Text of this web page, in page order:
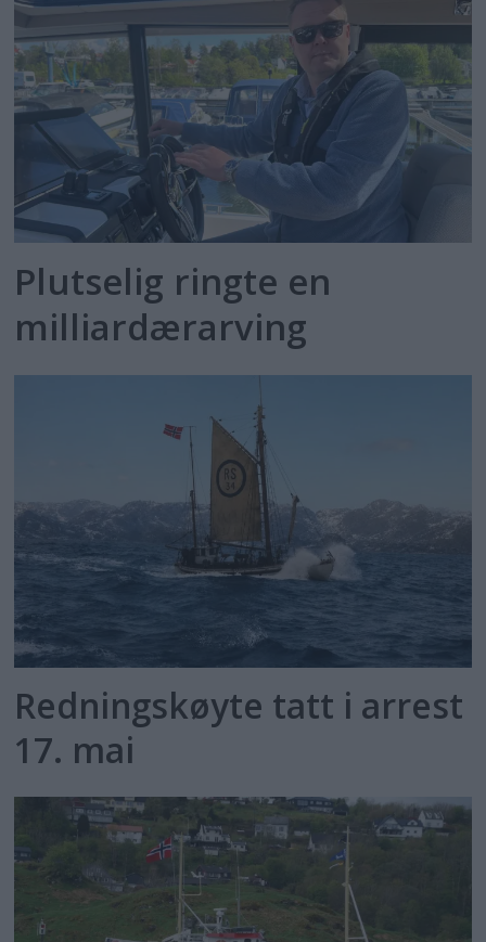
Plutselig ringte en
milliardærarving
Redningskøyte tatt i arrest
17. mai